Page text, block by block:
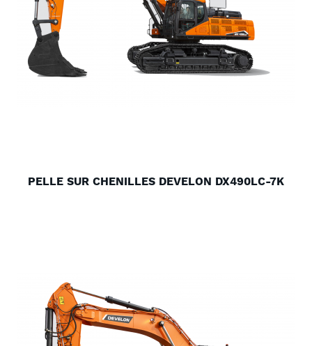
PELLE SUR CHENILLES DEVELON DX490LC-7K